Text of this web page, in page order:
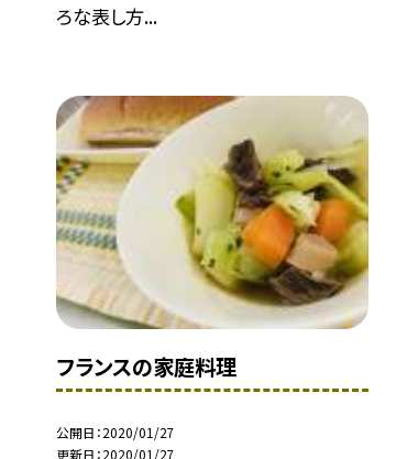
ろな表し方...
フランスの家庭料理
公開日 2020/01/27
更新日 2020/01/27